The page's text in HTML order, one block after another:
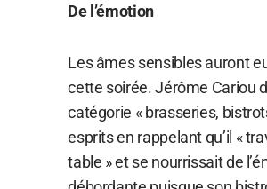
De l’émotion
Les âmes sensibles auront
cette soirée. Jérôme Cariou
catégorie « brasseries,
esprits en rappelant qu’il «
table » et se nourrissait de